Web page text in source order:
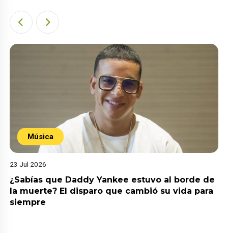
Música
23 Jul 2026
¿Sabías que Daddy Yankee estuvo al borde de
la muerte? El disparo que cambió su vida para
siempre